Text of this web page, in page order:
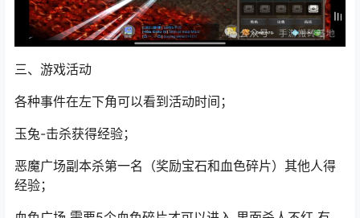
三、游戏活动
各种事件在左下角可以看到活动时间；
玉兔-击杀获得经验；
恶魔广场副本杀第一名（奖励宝石和血色碎片）其他人得
经验；